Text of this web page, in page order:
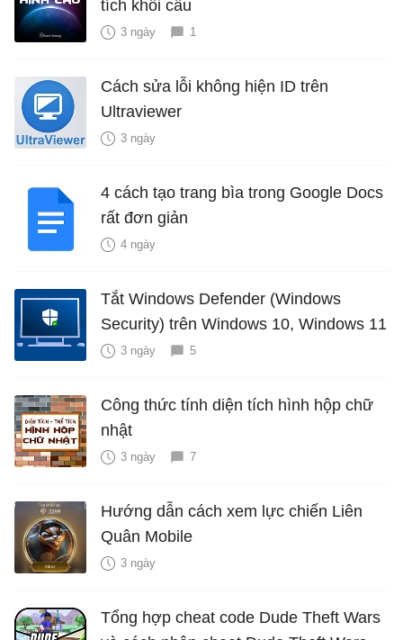
tích khối cầu
3 ngày 1
Cách sửa lỗi không hiện ID trên
Ultraviewer
3 ngày
4 cách tạo trang bìa trong Google Docs
rất đơn giản
4 ngày
Tắt Windows Defender (Windows
Security) trên Windows 10, Windows 11
3 ngày 5
Công thức tính diện tích hình hộp chữ
nhật
3 ngày 7
Hướng dẫn cách xem lực chiến Liên
Quân Mobile
3 ngày
Tổng hợp cheat code Dude Theft Wars